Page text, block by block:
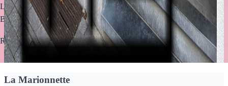
Livraison offerte à partir de 75€ d’achat (uniquement valable pour la
Belgique)
Retrait gratuit en magasin sous 2 à 4 jours
La Marionnette